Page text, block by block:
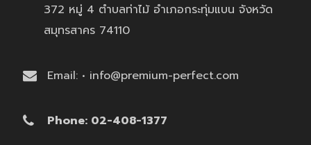
372 หมู่ 4 ตำบลท่าไม้ อำเภอกระทุ่มแบน จังหวัด
สมุทรสาคร 74110
Email: • info@premium-perfect.com
Phone: 02-408-1377